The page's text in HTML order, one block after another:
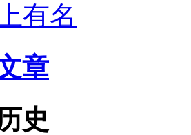
有名
章
史